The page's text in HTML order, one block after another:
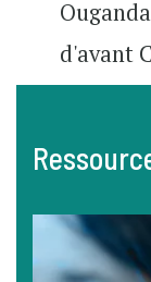
d'avant